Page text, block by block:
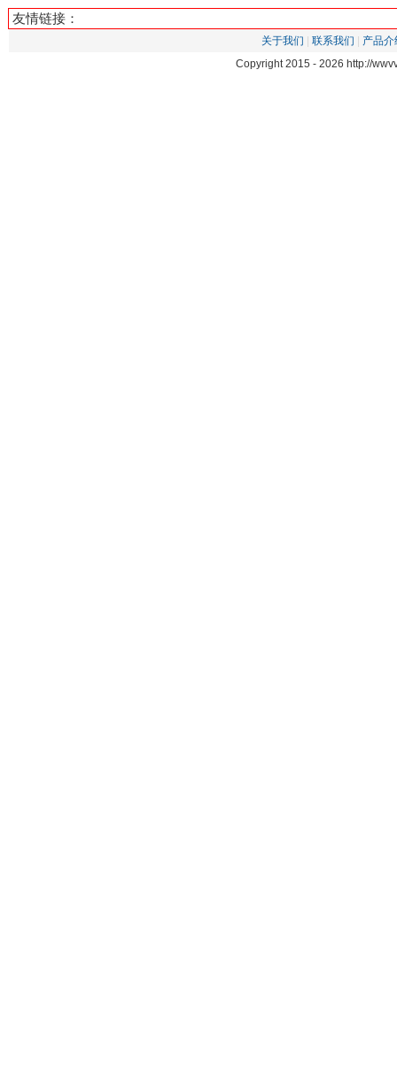
友情链接：
关于我们 联系我们
产品介
Copyright 2015 - 2026 http://